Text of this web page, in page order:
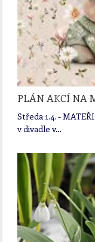
PLÁN AKCÍ NA
Středa 1.4. -
v divadle v…